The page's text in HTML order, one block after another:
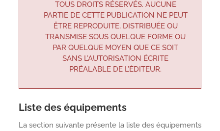
TOUS DROITS RÉSERVÉS. AUCUNE
PARTIE DE CETTE PUBLICATION NE PEUT
ÊTRE REPRODUITE, DISTRIBUÉE OU
TRANSMISE SOUS QUELQUE FORME OU
PAR QUELQUE MOYEN QUE CE SOIT
SANS L’AUTORISATION ÉCRITE
PRÉALABLE DE L’ÉDITEUR.
Liste des équipements
La section suivante présente la liste des équipements